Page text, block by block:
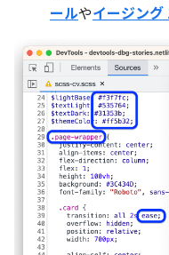
ールやイージング